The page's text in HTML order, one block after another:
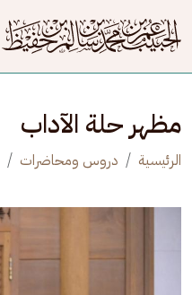
مظهر حلة الآداب
الرئيسية دروس ومحاضرات